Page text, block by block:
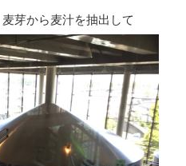
芽から麦汁を抽出して